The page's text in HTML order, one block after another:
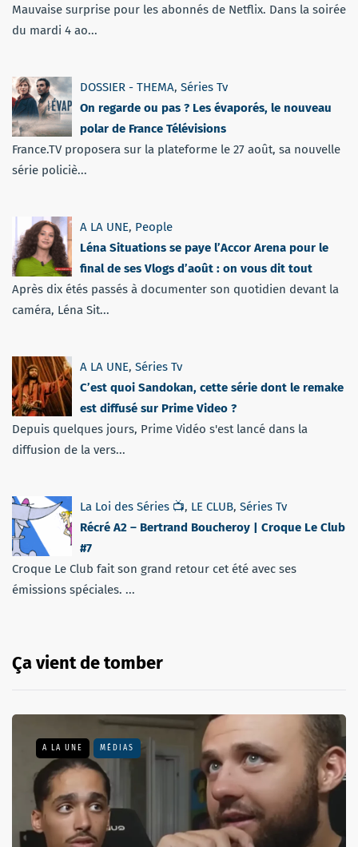
Mauvaise surprise pour les abonnés de Netflix. Dans la soirée
du mardi 4 ao...
DOSSIER - THEMA, Séries Tv
On regarde ou pas ? Les évaporés, le nouveau
polar de France Télévisions
France.TV proposera sur la plateforme le 27 août, sa nouvelle
série policiè...
A LA UNE, People
Léna Situations se paye l’Accor Arena pour le
final de ses Vlogs d’août : on vous dit tout
Après dix étés passés à documenter son quotidien devant la
caméra, Léna Sit...
A LA UNE, Séries Tv
C’est quoi Sandokan, cette série dont le remake
est diffusé sur Prime Video ?
Depuis quelques jours, Prime Vidéo s'est lancé dans la
diffusion de la vers...
La Loi des Séries 📺, LE CLUB, Séries Tv
Récré A2 – Bertrand Boucheroy | Croque Le Club
#7
Croque Le Club fait son grand retour cet été avec ses
émissions spéciales. ...
Ça vient de tomber
A LA UNE MÉDIAS